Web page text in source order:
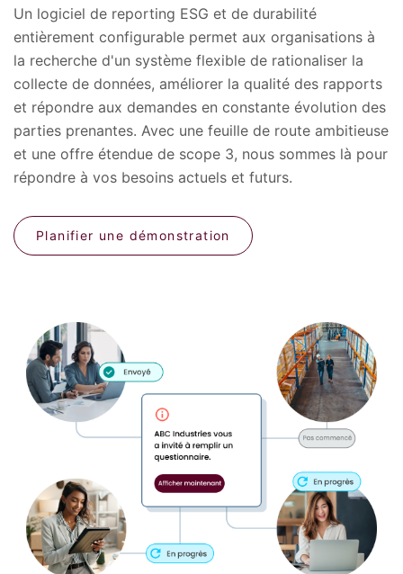
Un logiciel de reporting ESG et de durabilité
entièrement configurable permet aux organisations à
la recherche d'un système flexible de rationaliser la
collecte de données, améliorer la qualité des rapports
et répondre aux demandes en constante évolution des
parties prenantes. Avec une feuille de route ambitieuse
et une offre étendue de scope 3, nous sommes là pour
répondre à vos besoins actuels et futurs.
Planifier une démonstration